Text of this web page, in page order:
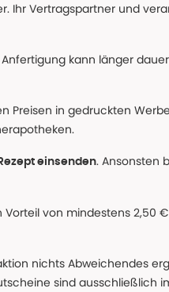
Vertragspartner und
kann länger
Preisen in gedruckten
Rezept einsenden. Ansonsten
von mindestens 2,50
nichts Abweichendes
sind ausschließlich